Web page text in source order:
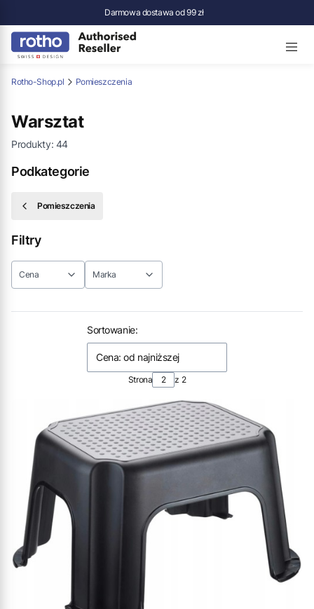
Darmowa dostawa od 99 zł
Rotho-Shop.pl Pomieszczenia
Warsztat
Produkty: 44
Podkategorie
Pomieszczenia
Filtry
Cena Marka
Lista produktów
Sortowanie:
Cena: od najniższej
Strona z 2